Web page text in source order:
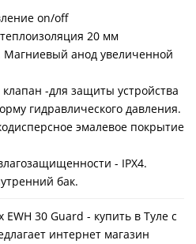
on/off
20 мм
Магниевый анод увеличенной
-для защиты устройства
гидравлического давления.
эмалевое покрытие
- IPX4.
бак.
30 Guard - купить в Туле с
интернет магазин